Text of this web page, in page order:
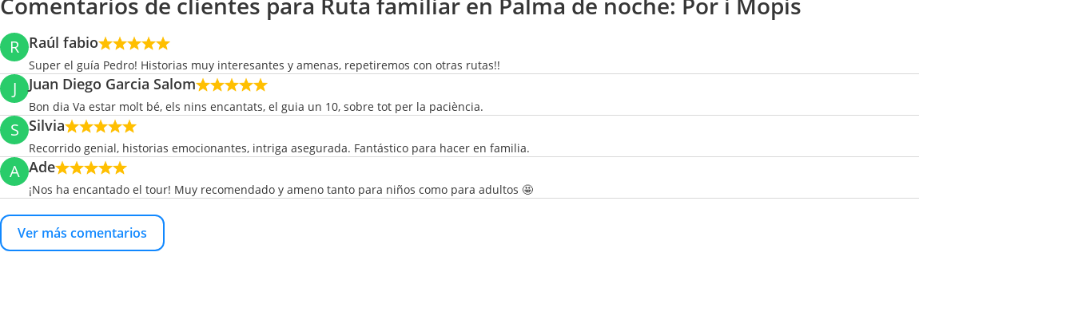
R Raúl fabio
Super el guía Pedro! Historias muy interesantes y amenas, repetiremos con otras rutas!!
J Juan Diego Garcia Salom
Bon dia Va estar molt bé, els nins encantats, el guia un 10, sobre tot per la paciència.
S Silvia
Recorrido genial, historias emocionantes, intriga asegurada. Fantástico para hacer en familia.
A Ade
¡Nos ha encantado el tour! Muy recomendado y ameno tanto para niños como para adultos 🤩
Ver más comentarios